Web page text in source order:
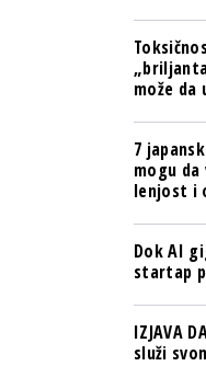
može
7
mogu
lenjost i
Dok AI
startap
IZJAVA
služi